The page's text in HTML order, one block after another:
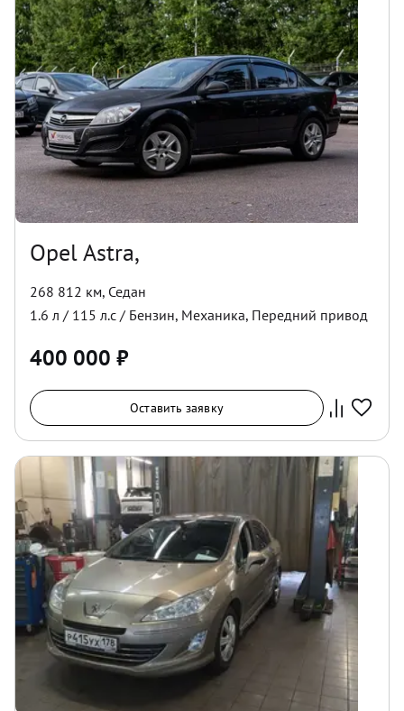
Opel Astra,
268 812 км, Седан
1.6 л / 115 л.с / Бензин, Механика, Передний привод
400 000 ₽
Оставить заявку